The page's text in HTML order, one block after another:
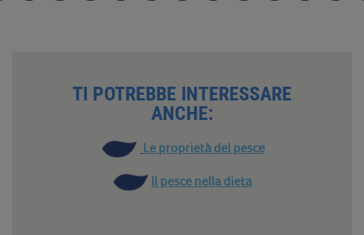
TI POTREBBE INTERESSARE
ANCHE:
Le proprietà del pesce
Il pesce nella dieta